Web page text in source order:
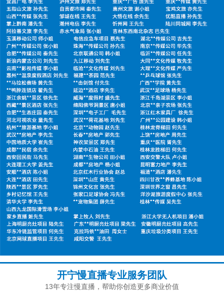
开宁慢直播专业服务团队
13年专注慢直播，帮助你创造更多商业价值